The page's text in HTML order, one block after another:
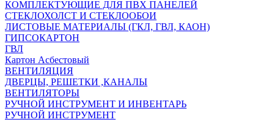
КОМПЛЕКТУЮЩИЕ ДЛЯ ПВХ ПАНЕЛЕЙ
СТЕКЛОХОЛСТ И СТЕКЛООБОИ
ЛИСТОВЫЕ МАТЕРИАЛЫ (ГКЛ, ГВЛ, КАОН)
ГИПСОКАРТОН
ГВЛ
Картон Асбестовый
ВЕНТИЛЯЦИЯ
ДВЕРЦЫ, РЕШЕТКИ ,КАНАЛЫ
ВЕНТИЛЯТОРЫ
РУЧНОЙ ИНСТРУМЕНТ И ИНВЕНТАРЬ
РУЧНОЙ ИНСТРУМЕНТ